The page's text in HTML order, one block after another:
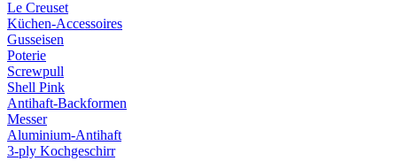
Le Creuset
Küchen-Accessoires
Gusseisen
Poterie
Screwpull
Shell Pink
Antihaft-Backformen
Messer
Aluminium-Antihaft
3-ply Kochgeschirr